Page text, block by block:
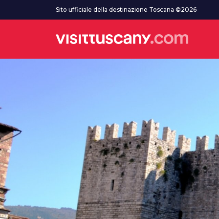
Vai al contenuto principaleSito ufficiale della destinazione Toscana ©2026